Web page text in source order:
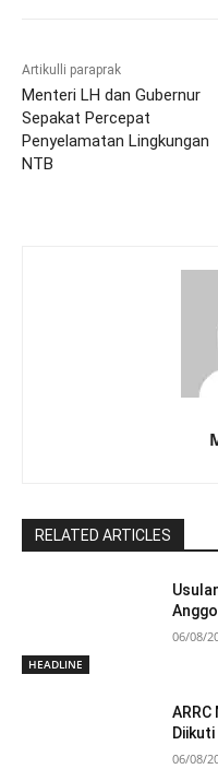
Artikulli paraprak
Menteri LH dan Gubernur
Sepakat Percepat
Penyelamatan Lingkungan
NTB
RELATED ARTICLES
HEADLINE
06/08/
06/08/